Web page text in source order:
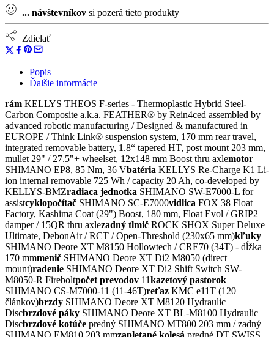
... návštevníkov si pozerá tieto produkty
Zdielať
Popis
Ďalšie informácie
rám KELLYS THEOS F-series - Thermoplastic Hybrid Steel-
Carbon Composite a.k.a. FEATHER® by Rein4ced assembled by
advanced robotic manufacturing / Designed & manufactured in
EUROPE / Think Link® suspension system, 170 mm rear travel,
integrated removable battery, 1.8“ tapered HT, post mount 203 mm,
mullet 29" / 27.5"+ wheelset, 12x148 mm Boost thru axlemotor
SHIMANO EP8, 85 Nm, 36 Vbatéria KELLYS Re-Charge K1 Li-
ion internal removable 725 Wh / capacity 20 Ah, co-developed by
KELLYS-BMZradiaca jednotka SHIMANO SW-E7000-L for
assistcyklopočítač SHIMANO SC-E7000vidlica FOX 38 Float
Factory, Kashima Coat (29") Boost, 180 mm, Float Evol / GRIP2
damper / 15QR thru axlezadný tlmič ROCK SHOX Super Deluxe
Ultimate, DebonAir / RCT / Open-Threshold (230x65 mm)kľuky
SHIMANO Deore XT M8150 Hollowtech / CRE70 (34T) - dĺžka
170 mmmenič SHIMANO Deore XT Di2 M8050 (direct
mount)radenie SHIMANO Deore XT Di2 Shift Switch SW-
M8050-R Fireboltpočet prevodov 11kazetový pastorok
SHIMANO CS-M7000-11 (11-46T)reťaz KMC e11T (120
článkov)brzdy SHIMANO Deore XT M8120 Hydraulic
Discbrzdové páky SHIMANO Deore XT BL-M8100 Hydraulic
Discbrzdové kotúče predný SHIMANO MT800 203 mm / zadný